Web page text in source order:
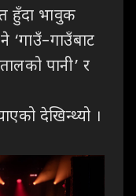
हुँदा भावुक
तालको पानी’ र
देखिन्थ्यो ।